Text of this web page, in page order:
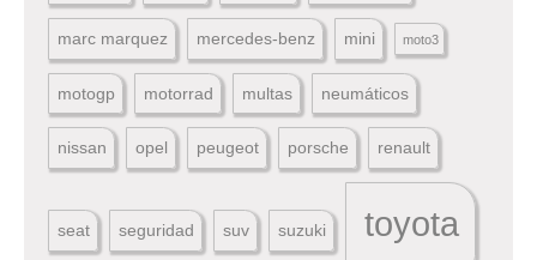
marc marquez mercedes-benz mini moto3
motogp motorrad multas neumáticos
nissan opel peugeot porsche renault
seat seguridad suv suzuki toyota